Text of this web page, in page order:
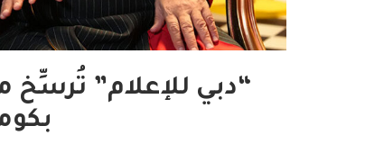
“دبي للإعلام” تُرسِّخ